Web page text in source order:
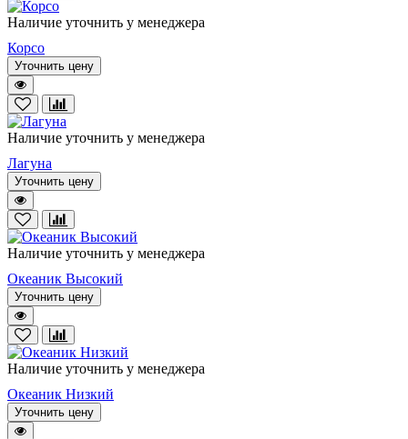
Наличие уточнить у менеджера
Корсо
Уточнить цену
Наличие уточнить у менеджера
Лагуна
Уточнить цену
Наличие уточнить у менеджера
Океаник Высокий
Уточнить цену
Наличие уточнить у менеджера
Океаник Низкий
Уточнить цену